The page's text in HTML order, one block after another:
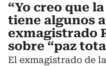
“Yo creo que
tiene algunos
exmagistrado
sobre “paz
El exmagistrado de